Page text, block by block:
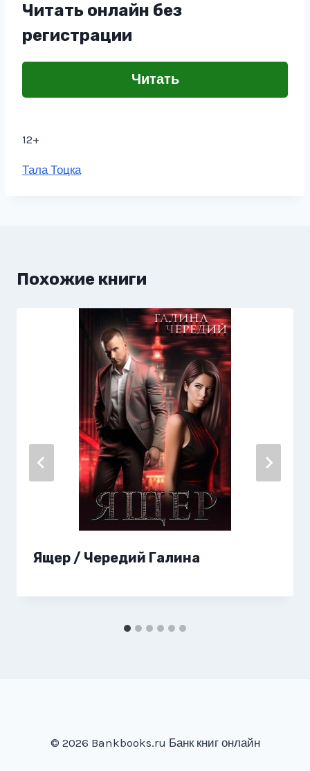
Читать онлайн без
регистрации
Читать
12+
Метки
Тала Тоцка
Похожие книги
Ящер / Чередий Галина
© 2026 Bankbooks.ru Банк книг онлайн